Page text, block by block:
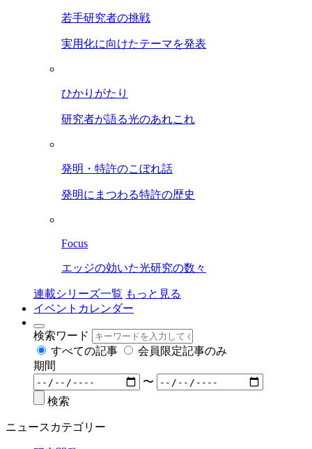
若手研究者の挑戦
実用化に向けたテーマを発表
ひかりがたり
研究者が語る光のあれこれ
発明・特許のこぼれ話
発明にまつわる特許の歴史
Focus
エッジの効いた光研究の数々
連載シリーズ一覧 もっと見る
イベントカレンダー
検索ワード
すべての記事
会員限定記事のみ
期間
〜
検索
ニュースカテゴリー